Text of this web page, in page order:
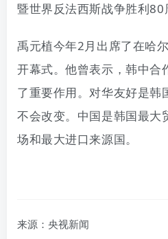
暨世界反法西斯战争胜利80
禹元植今年2月出席了在哈
开幕式。他曾表示，韩中合
了重要作用。对华友好是韩
不会改变。中国是韩国最大
场和最大进口来源国。
来源：央视新闻